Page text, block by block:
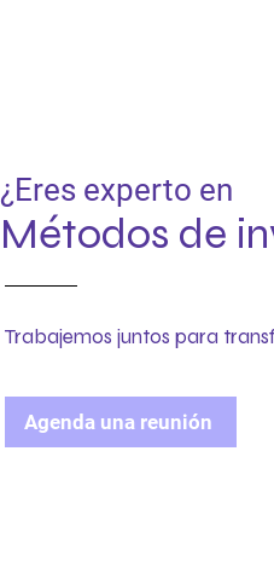
¿Eres experto en
Métodos de
Trabajemos juntos para
Agenda una reunión